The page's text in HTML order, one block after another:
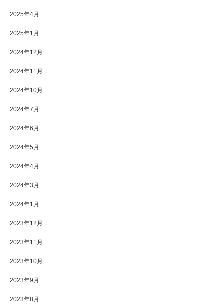
2025年4月
2025年1月
2024年12月
2024年11月
2024年10月
2024年7月
2024年6月
2024年5月
2024年4月
2024年3月
2024年1月
2023年12月
2023年11月
2023年10月
2023年9月
2023年8月